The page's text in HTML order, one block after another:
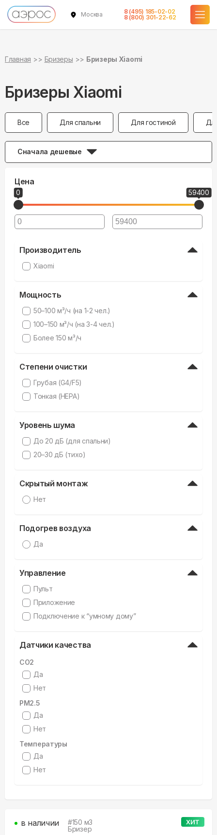
Москва
8 (495) 185-02-02
8 (800) 301-22-62
Главная Бризеры Бризеры Xiaomi
Бризеры Xiaomi
Все Для спальни Для гостиной
Сначала дешевые
Цена
0 59400
Производитель
Xiaomi
Мощность
50–100 м³/ч (на 1-2 чел.)
100–150 м³/ч (на 3-4 чел.)
Более 150 м³/ч
Степени очистки
Грубая (G4/F5)
Тонкая (HEPA)
Уровень шума
До 20 дБ (для спальни)
20–30 дБ (тихо)
Скрытый монтаж
Нет
Подогрев воздуха
Да
Управление
Пульт
Приложение
Подключение к “умному дому”
Датчики качества
CO2
Да
Нет
PM2.5
Да
Нет
Температуры
Да
Нет
ХИТ
#150 м3
Бризер
в наличии